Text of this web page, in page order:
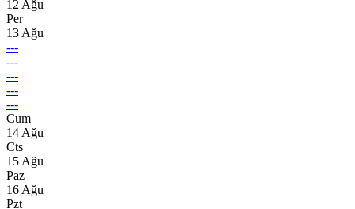
12 Ağu
Per
13 Ağu
---
---
---
---
---
Cum
14 Ağu
Cts
15 Ağu
Paz
16 Ağu
Pzt